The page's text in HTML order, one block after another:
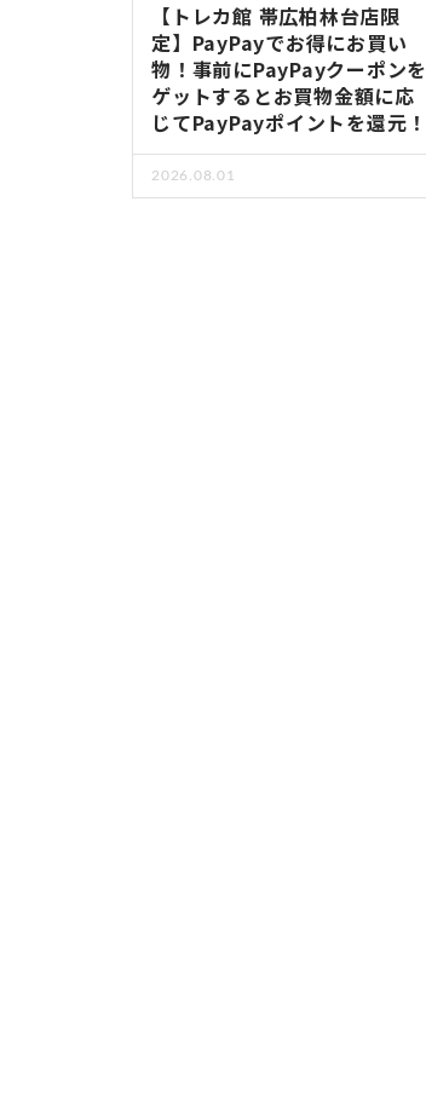
【トレカ館 帯広柏林台店限
定】PayPayでお得にお買い
物！事前にPayPayクーポンを
ゲットするとお買物金額に応
じてPayPayポイントを還元！
2026.08.01